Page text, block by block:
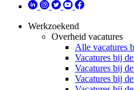
Werkzoekend
Overheid vacatures
Alle vacatures
Vacatures bij
Vacatures bij
Vacatures bij